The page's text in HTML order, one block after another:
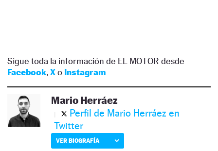
Sigue toda la información de EL MOTOR desde
Facebook, Xo Instagram
Mario Herráez
Perfil de Mario Herráez en
Twitter
VER BIOGRAFÍA